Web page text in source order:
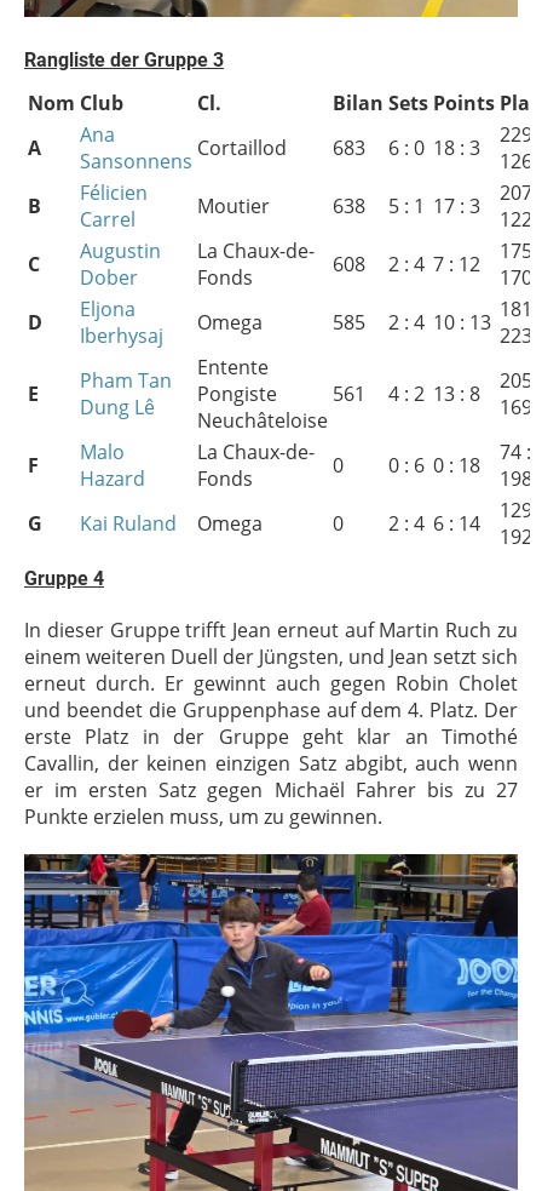
Rangliste der Gruppe 3
Nom Club Cl. Bilan Sets Points
A
Ana
Sansonnens Cortaillod 683 6 : 0 18 : 3
229 :
126
B
Félicien
Carrel
Moutier 638 5 : 1 17 : 3
207 :
122
C
Augustin
Dober
La Chaux-de-
Fonds
608 2 : 4 7 : 12
175 :
170
D
Eljona
Iberhysaj
Omega 585 2 : 4 10 : 13 181 :
223
E
Pham Tan
Dung Lê
Entente
Pongiste
Neuchâteloise
561 4 : 2 13 : 8
205 :
169
F
Malo
Hazard
La Chaux-de-
Fonds
0 0 : 6 0 : 18
74 :
198
G
Kai Ruland Omega 0 2 : 4 6 : 14
129 :
192
Gruppe 4
In dieser Gruppe trifft Jean erneut auf Martin Ruch zu
einem weiteren Duell der Jüngsten, und Jean setzt sich
erneut durch. Er gewinnt auch gegen Robin Cholet
und beendet die Gruppenphase auf dem 4. Platz. Der
erste Platz in der Gruppe geht klar an Timothé
Cavallin, der keinen einzigen Satz abgibt, auch wenn
er im ersten Satz gegen Michaël Fahrer bis zu 27
Punkte erzielen muss, um zu gewinnen.